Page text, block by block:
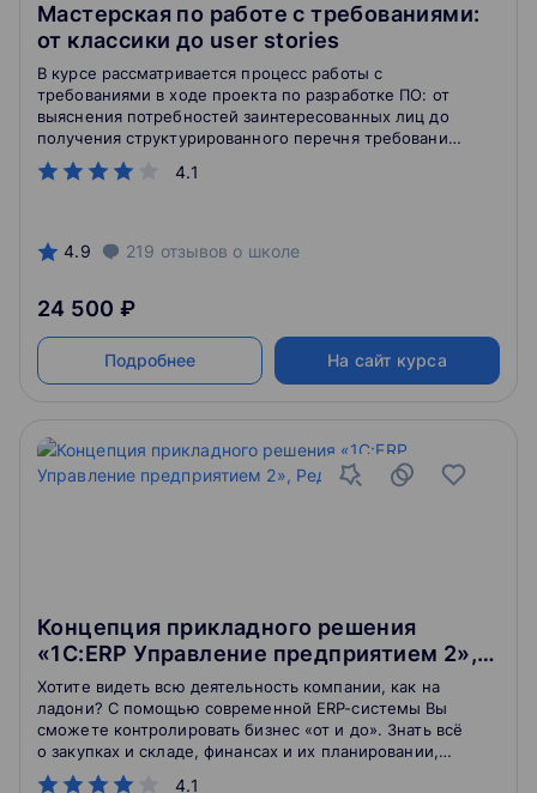
Мастерская по работе с требованиями:
от классики до user stories
4.1
В курсе рассматривается процесс работы с
требованиями в ходе проекта по разработке ПО: от
выяснения потребностей заинтересованных лиц до
получения структурированного перечня требований
к системе.Во время практических занятий слушатели
приобретут навыки выявления заинтересованных
графической форме.
4.9 219 отзывов о школе
24 500 ₽
Подробнее На сайт курса
Концепция прикладного решения
«1С:ERP Управление предприятием 2»,
Редакция 2.5
4.1
Хотите видеть всю деятельность компании, как на
ладони? С помощью современной ERP-системы Вы
сможете контролировать бизнес «от и до». Знать всё
о закупках и складе, финансах и их планировании,
задачах и зарплате персонала – с 1С:ERP это реально!